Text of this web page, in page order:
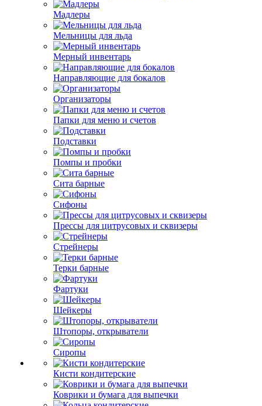
Мадлеры
Мельницы для льда
Мерный инвентарь
Направляющие для бокалов
Организаторы
Папки для меню и счетов
Подставки
Помпы и пробки
Сита барные
Сифоны
Прессы для цитрусовых и сквизеры
Стрейнеры
Терки барные
Фартуки
Шейкеры
Штопоры, открыватели
Сиропы
Кисти кондитерские
Коврики и бумага для выпечки